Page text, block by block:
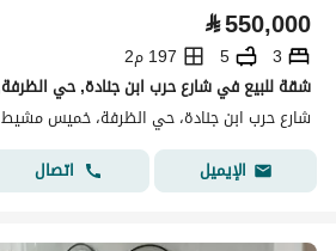
⃁550,000
3
5
197 م2
شارع حرب ابن جنادة، حي الظرفة، خميس مشيط
الإيميل
اتصال